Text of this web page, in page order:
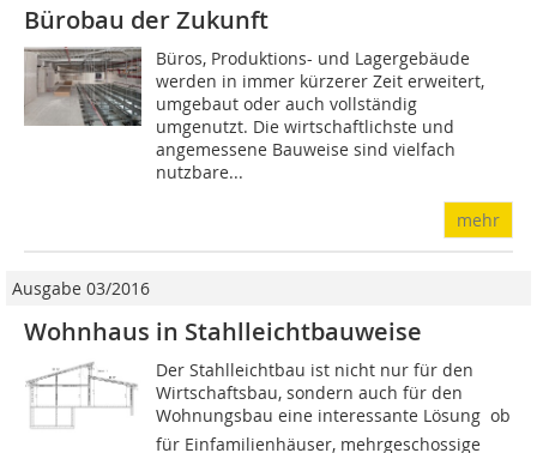
Bürobau der Zukunft
Büros, Produktions- und Lagergebäude
werden in immer kürzerer Zeit erweitert,
umgebaut oder auch vollständig
umgenutzt. Die wirtschaftlichste und
angemessene Bauweise sind vielfach
nutzbare...
mehr
Ausgabe 03/2016
Wohnhaus in Stahlleichtbauweise
Der Stahlleichtbau ist nicht nur für den
Wirtschaftsbau, sondern auch für den
Wohnungsbau eine interessante Lösung  ob
für Einfamilienhäuser, mehrgeschossige